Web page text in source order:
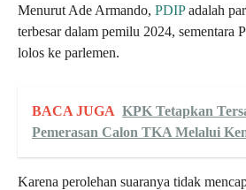
Menurut Ade Armando, PDIPadalah
terbesar dalam pemilu 2024, sementara
lolos ke parlemen.
BACA JUGA KPK Tetapkan
Pemerasan Calon TKA Melalui
Karena perolehan suaranya tidak